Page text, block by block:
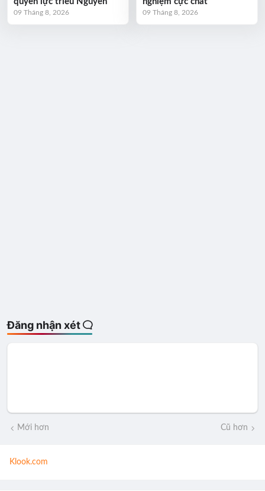
09 Tháng 8, 2026 09 Tháng 8, 2026
Đăng nhận xét
Mới hơn Cũ hơn
Klook.com